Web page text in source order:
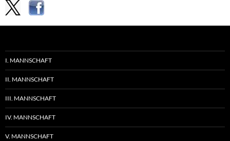
I. MANNSCHAFT
II. MANNSCHAFT
III. MANNSCHAFT
IV. MANNSCHAFT
V. MANNSCHAFT